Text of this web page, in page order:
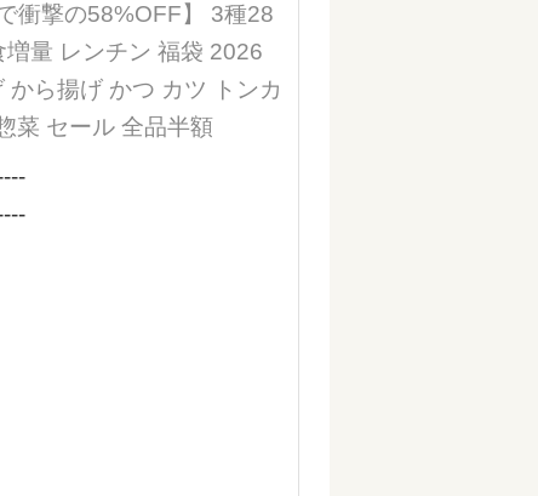
衝撃の58%OFF】 3種28
量 レンチン 福袋 2026
ら揚げ かつ カツ トンカ
菜 セール 全品半額